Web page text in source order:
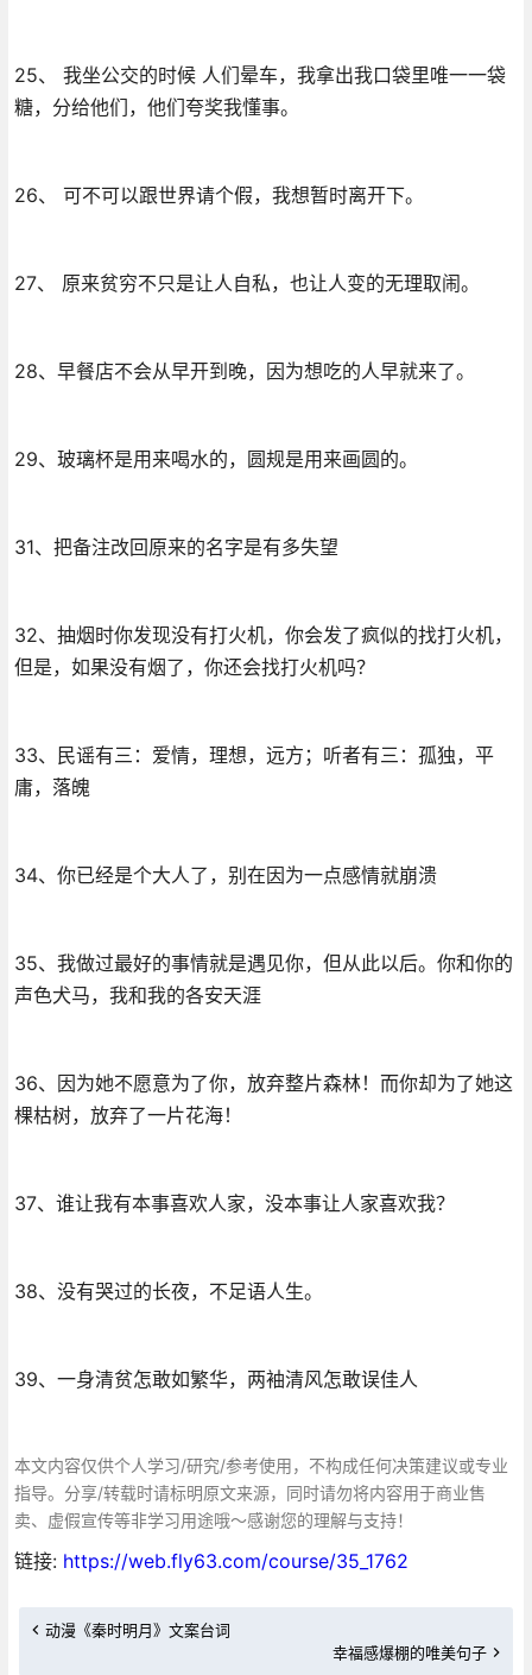
25、 我坐公交的时候 人们晕车，我拿出我口袋里唯一一袋
糖，分给他们，他们夸奖我懂事。
26、 可不可以跟世界请个假，我想暂时离开下。
27、 原来贫穷不只是让人自私，也让人变的无理取闹。
28、早餐店不会从早开到晚，因为想吃的人早就来了。
29、玻璃杯是用来喝水的，圆规是用来画圆的。
31、把备注改回原来的名字是有多失望
32、抽烟时你发现没有打火机，你会发了疯似的找打火机，
但是，如果没有烟了，你还会找打火机吗？
33、民谣有三：爱情，理想，远方；听者有三：孤独，平
庸，落魄
34、你已经是个大人了，别在因为一点感情就崩溃
35、我做过最好的事情就是遇见你，但从此以后。你和你的
声色犬马，我和我的各安天涯
36、因为她不愿意为了你，放弃整片森林！而你却为了她这
棵枯树，放弃了一片花海！
37、谁让我有本事喜欢人家，没本事让人家喜欢我？
38、没有哭过的长夜，不足语人生。
39、一身清贫怎敢如繁华，两袖清风怎敢误佳人
本文内容仅供个人学习/研究/参考使用，不构成任何决策建议或专业
指导。分享/转载时请标明原文来源，同时请勿将内容用于商业售
卖、虚假宣传等非学习用途哦～感谢您的理解与支持！
链接: https://web.fly63.com/course/35_1762
动漫《秦时明月》文案台词
幸福感爆棚的唯美句子